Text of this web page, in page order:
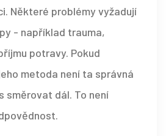
Některé problémy vyžadují
- například trauma,
potravy. Pokud
metoda není ta správná
směrovat dál. To není